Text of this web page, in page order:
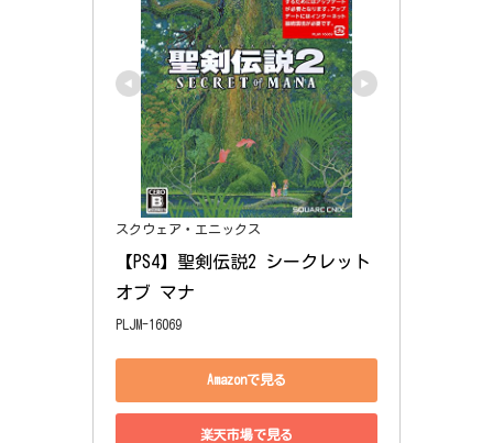
スクウェア・エニックス
【PS4】聖剣伝説2 シークレット
オブ マナ
PLJM-16069
Amazonで見る
楽天市場で見る